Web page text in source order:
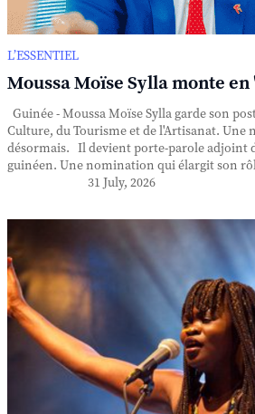
L’ESSENTIEL
Moussa Moïse Sylla monte
Guinée - Moussa Moïse Sylla garde son
Culture, du Tourisme et de l'Artisanat. Une
désormais. Il devient porte-parole adjoint
guinéen. Une nomination qui élargit son
31 July, 2026